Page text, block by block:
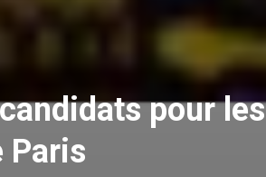
pour les
Paris